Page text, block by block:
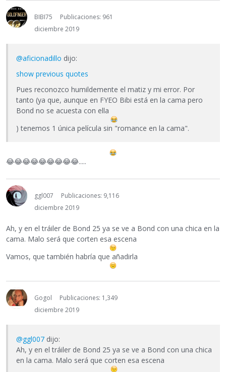
BIBI75
Publicaciones: 961
diciembre 2019
@aficionadillo dijo:
show previous quotes
Pues reconozco humildemente el matiz y mi error. Por
tanto (ya que, aunque en FYEO Bibi está en la cama pero
Bond no se acuesta con ella
) tenemos 1 única película sin "romance en la cama".
😂😂😂😂😂😂😂😂😂.....
ggl007
Publicaciones: 9,116
diciembre 2019
Ah, y en el tráiler de Bond 25 ya se ve a Bond con una chica en la
cama. Malo será que corten esa escena
Vamos, que también habría que añadirla
Gogol
Publicaciones: 1,349
diciembre 2019
@ggl007 dijo:
Ah, y en el tráiler de Bond 25 ya se ve a Bond con una chica
en la cama. Malo será que corten esa escena